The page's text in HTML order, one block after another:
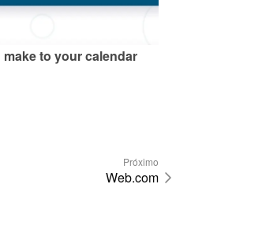
to your calendar
Próximo
Web.com